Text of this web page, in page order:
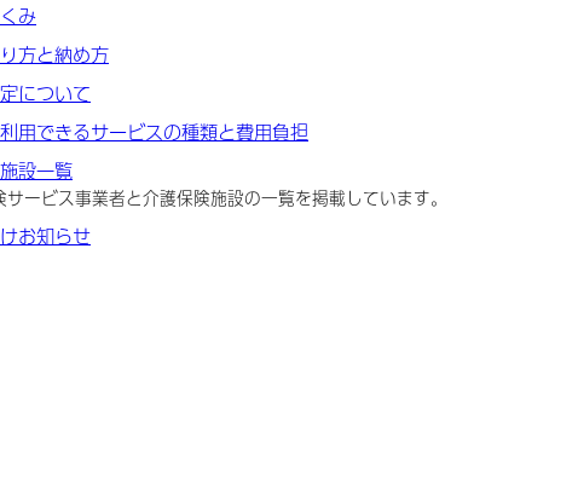
み
方と納め方
について
用できるサービスの種類と費用負担
設一覧
ービス事業者と介護保険施設の一覧を掲載しています。
お知らせ